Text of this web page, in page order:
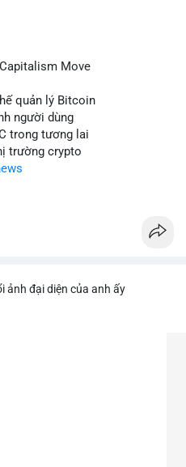
Move
quản lý Bitcoin
người dùng
trong tương lai
trường crypto
ảnh đại diện của anh ấy